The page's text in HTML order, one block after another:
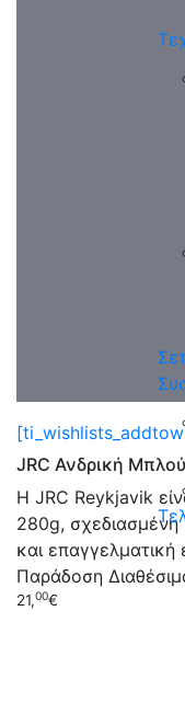
JRC Ανδρική
Η JRC Reykjavik
280g, σχεδιασμένη
και επαγγελματική
Παράδοση
21,00€